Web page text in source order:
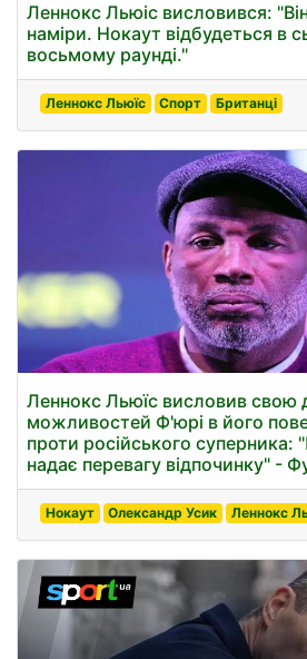
Леннокс Льюіс висловився:
наміри. Нокаут відбудеться в
восьмому раунді."
Леннокс Льюїс Спорт Британці
Леннокс Льюїс висловив свою
можливостей Ф'юрі в його
проти російського
надає перевагу відпочинку" -
Нокаут Олександр Усик Леннокс